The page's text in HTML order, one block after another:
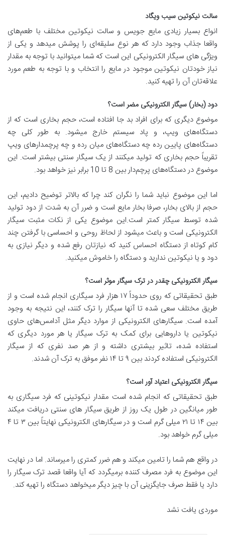
سالت نیکوتین سیب ویگاد
انواع بسیار زیادی مایع جویس و سالت نیکوتین مختلف با طعم‌های
واقعا جذاب وجود دارد که هر نوع سلیقه‌ای را پوشش میدهد و یکی از
ویژگی های سیگار الکترونیکی این است که شما میتوانید با توجه به مقدار
نیاز خودتان نیکوتین موجود در مایع را انتخاب و با توجه به طعم مورد
علاقه‌تان آن را تهیه کنید.
دود (بخار) سیگار الکترونیکی مضر است؟
موضوع دیگری که برای افراد بد جا افتاده است، حجم بخاری است که از
دستگاه‌های ویپ، و پاد سیستم خارج میشود. به طور کلی چه
دستگاه‌های پایین رده چه دستگاه‌های میان رده و چه پرچمدارهای ویپ
تقریباً حجم بخاری که تولید میکنند از یک سیگار سنتی بیشتر است. این
موضوع در دستگاه‌های پرچم‌دار بین 8 تا 10 برابر نیز خواهد بود.
اما این موضوع نباید شما را نگران کند چرا که بالاتر توضیح دادیم، این
حجم از بالای بخار، صرفا بخار مایع است و ضرر آن به شدت از دود تولید
شده توسط سیگار کمتر است.این موضوع یکی از نکات مثبت سیگار
الکترونیکی است و باعث میشود از لحاظ روحی و احساسی با گرفتن چند
کام کوتاه از دستگاه احساس کنید که نیازتان رفع شده و دیگر نیازی به
دود و یا نیکوتین ندارید و دستگاه را خاموش میکنید.
سیگار الکترونیکی چقدر در ترک سیگار موثر است؟
طبق تحقیقاتی که روی حدوداً ۱۷ هزار فرد سیگاری انجام شده است و از
طریق مختلف سعی شده تا آنها سیگار را ترک کنند، این نتیجه به وجود
آمده است. سیگارهای الکترونیکی از موارد دیگر مثل آدامس‌های حاوی
نیکوتین یا داروهایی برای کمک به ترک سیگار یا هر مورد دیگری که
استفاده شده، تاثیر بیشتری داشته و از هر صد نفری که از سیگار
الکترونیکی استفاده کردند بین ۹ تا ۱۴ نفر موفق به ترک آن شدند.
سیگار الکترونیکی اعتیاد آور است؟
طبق تحقیقاتی که انجام شده است مقدار نیکوتینی که فرد سیگاری به
طور میانگین در طول یک روز از طریق سیگار های سنتی دریافت میکند
بین ۱۴ تا ۲۱ میلی گرم است و در سیگارهای الکترونیکی نهایتاً بین ۳ تا ۴
میلی گرم خواهد بود.
در واقع هم شما را تامین میکند و هم ضرر کمتری را میرساند. اما در نهایت
این موضوع به فرد مصرف کننده برمیگردد که آیا واقعا قصد ترک سیگار را
دارد یا فقط صرف جایگزینی آن با چیز دیگر میخواهد دستگاه را تهیه کند.
موردی یافت نشد